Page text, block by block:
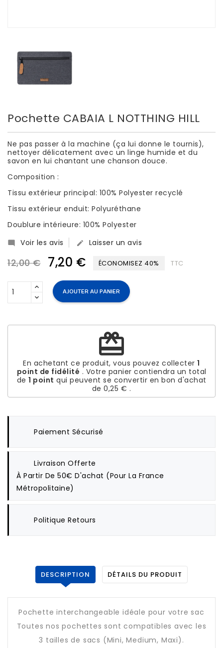
Pochette CABAIA L NOTTHING HILL
Ne pas passer à la machine (ça lui donne le tournis),
nettoyer délicatement avec un linge humide et du
savon en lui chantant une chanson douce.
Composition :
Tissu extérieur principal: 100% Polyester recyclé
Tissu extérieur enduit: Polyuréthane
Doublure intérieure: 100% Polyester
 Voir les avis  Laisser un avis
12,00 € 7,20 € ÉCONOMISEZ 40% TTC
AJOUTER AU PANIER
redeem
En achetant ce produit, vous pouvez collecter1
point de fidélité . Votre panier contiendra un total
de 1 point qui peuvent se convertir en bon d'achat
de0,25 € .
Paiement Sécurisé
Livraison Offerte
À Partir De 50€ D'achat (pour La France
Métropolitaine)
Politique Retours
DESCRIPTION DÉTAILS DU PRODUIT
Pochette interchangeable idéale pour votre sac
Toutes nos pochettes sont compatibles avec les
3 tailles de sacs (Mini, Medium, Maxi).